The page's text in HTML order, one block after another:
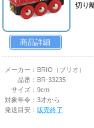
商品詳細
切り
メーカー： BRIO（ブリオ）
品番： BR-33235
サイズ：9cm
対象年令：3才から
発送目安：販売終了